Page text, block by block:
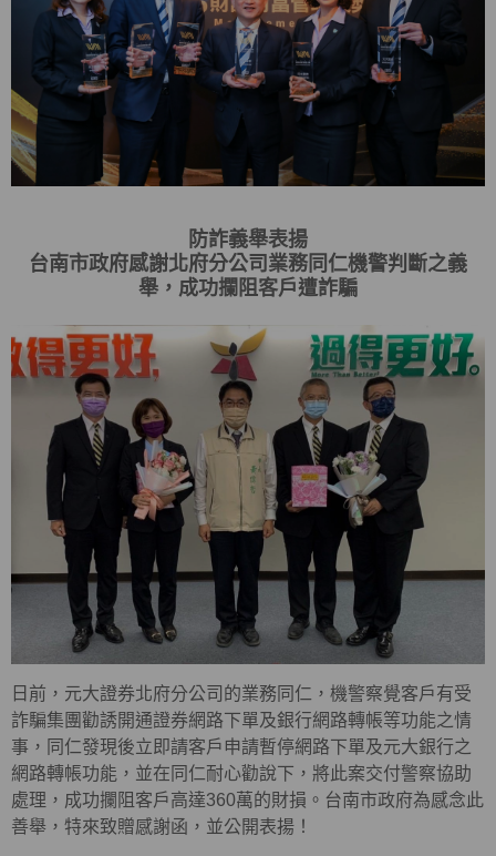
防詐義舉表揚
台南市政府感謝北府分公司業務同仁機警判斷之義
舉，成功攔阻客戶遭詐騙
日前，元大證券北府分公司的業務同仁，機警察覺客戶有受
詐騙集團勸誘開通證券網路下單及銀行網路轉帳等功能之情
事，同仁發現後立即請客戶申請暫停網路下單及元大銀行之
網路轉帳功能，並在同仁耐心勸說下，將此案交付警察協助
處理，成功攔阻客戶高達360萬的財損。台南市政府為感念此
善舉，特來致贈感謝函，並公開表揚！